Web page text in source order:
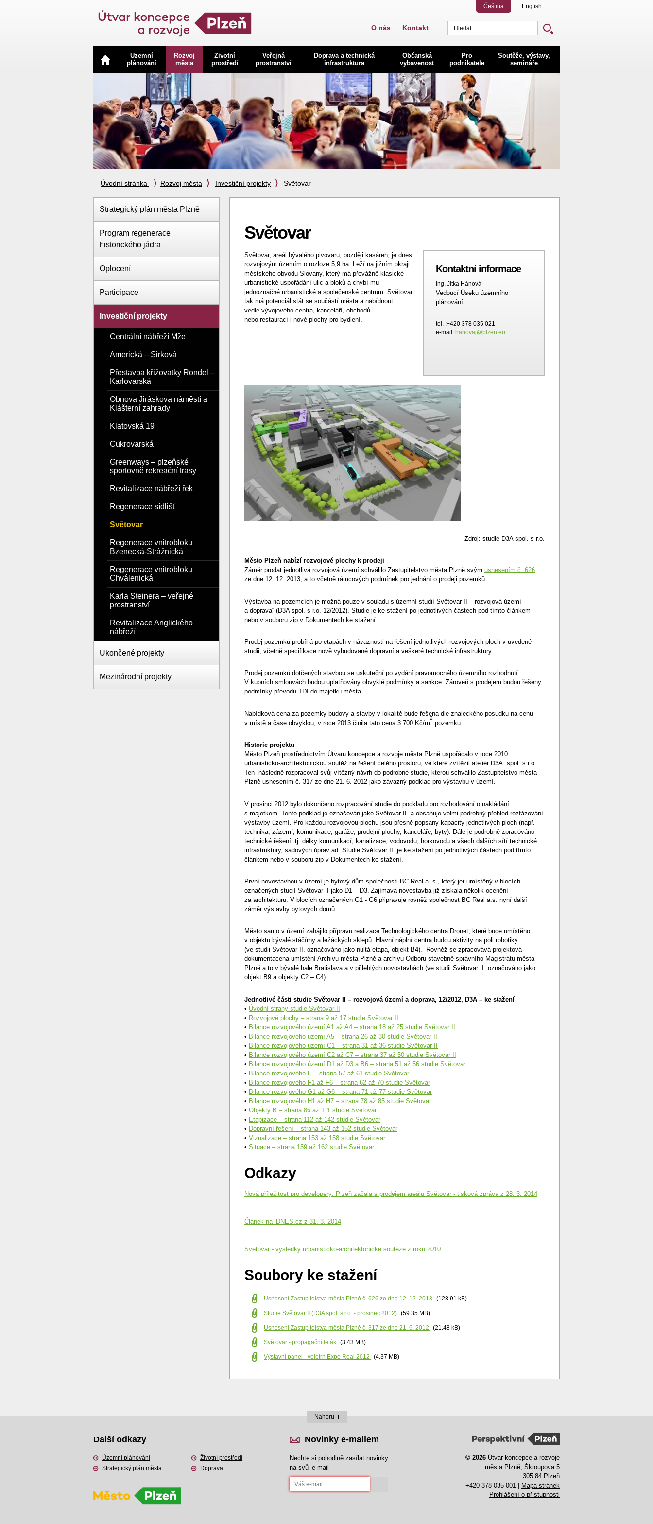
Čeština English
NavigaceÚzemní
plánování
Rozvoj
města
Životní
prostředí
Veřejná
prostranství
Doprava a technická
infrastruktura
Občanská
vybavenost
Pro
podnikatele
Soutěže, výstavy,
semináře
O nás Kontakt
Úvodní stránka Rozvoj města Investiční projekty Světovar
Světovar
Kontaktní informace
Ing. Jitka Hánová
Vedoucí Úseku územního
plánování
tel. :+420 378 035 021
e-mail: hanovaj@plzen.eu
Světovar, areál bývalého pivovaru, později kasáren, je dnes
rozvojovým územím o rozloze 5,9 ha. Leží na jižním okraji
městského obvodu Slovany, který má převážně klasické
urbanistické uspořádání ulic a bloků a chybí mu
jednoznačné urbanistické a společenské centrum. Světovar
tak má potenciál stát se součástí města a nabídnout
vedle vývojového centra, kanceláří, obchodů
nebo restaurací i nové plochy pro bydlení.
Zdroj: studie D3A spol. s r.o.
Město Plzeň nabízí rozvojové plochy k prodeji
Záměr prodat jednotlivá rozvojová území schválilo Zastupitelstvo města Plzně svým usnesením č. 626
ze dne 12. 12. 2013, a to včetně rámcových podmínek pro jednání o prodeji pozemků.
Výstavba na pozemcích je možná pouze v souladu s územní studií Světovar II – rozvojová území
a doprava“ (D3A spol. s r.o. 12/2012). Studie je ke stažení po jednotlivých částech pod tímto článkem
nebo v souboru zip v Dokumentech ke stažení.
Prodej pozemků probíhá po etapách v návaznosti na řešení jednotlivých rozvojových ploch v uvedené
studii, včetně specifikace nově vybudované dopravní a veškeré technické infrastruktury.
Prodej pozemků dotčených stavbou se uskuteční po vydání pravomocného územního rozhodnutí.
V kupních smlouvách budou uplatňovány obvyklé podmínky a sankce. Zároveň s prodejem budou řešeny
podmínky převodu TDI do majetku města.
Nabídková cena za pozemky budovy a stavby v lokalitě bude řešena dle znaleckého posudku na cenu
v místě a čase obvyklou, v roce 2013 činila tato cena 3 700 Kč/m
2
pozemku.
Historie projektu
Město Plzeň prostřednictvím Útvaru koncepce a rozvoje města Plzně uspořádalo v roce 2010
urbanisticko-architektonickou soutěž na řešení celého prostoru, ve které zvítězil ateliér D3A spol. s r.o.
Ten následně rozpracoval svůj vítězný návrh do podrobné studie, kterou schválilo Zastupitelstvo města
Plzně usnesením č. 317 ze dne 21. 6. 2012 jako závazný podklad pro výstavbu v území.
V prosinci 2012 bylo dokončeno rozpracování studie do podkladu pro rozhodování o nakládání
s majetkem. Tento podklad je označován jako Světovar II. a obsahuje velmi podrobný přehled rozfázování
výstavby území. Pro každou rozvojovou plochu jsou přesně popsány kapacity jednotlivých ploch (např.
technika, zázemí, komunikace, garáže, prodejní plochy, kanceláře, byty). Dále je podrobně zpracováno
technické řešení, tj. délky komunikací, kanalizace, vodovodu, horkovodu a všech dalších sítí technické
infrastruktury, sadových úprav ad. Studie Světovar II. je ke stažení po jednotlivých částech pod tímto
článkem nebo v souboru zip v Dokumentech ke stažení.
První novostavbou v území je bytový dům společnosti BC Real a. s., který jer umístěný v blocích
označených studií Světovar II jako D1 – D3. Zajímavá novostavba již získala několik ocenění
za architekturu. V blocích označených G1 - G6 připravuje rovněž společnost BC Real a.s. nyní další
záměr výstavby bytových domů
Město samo v území zahájilo přípravu realizace Technologického centra Dronet, které bude umístěno
v objektu bývalé stáčírny a ležáckých sklepů. Hlavní náplní centra budou aktivity na poli robotiky
(ve studii Světovar II. označováno jako nultá etapa, objekt B4). Rovněž se zpracovává projektová
dokumentacena umístění Archivu města Plzně a archivu Odboru stavebně správního Magistrátu města
Plzně a to v bývalé hale Bratislava a v přilehlých novostavbách (ve studii Světovar II. označováno jako
objekt B9 a objekty C2 – C4).
Jednotlivé části studie Světovar II – rozvojová území a doprava, 12/2012, D3A – ke stažení
• Úvodní strany studie Světovar II
• Rozvojové plochy – strana 9 až 17 studie Světovar II
• Bilance rozvojového území A1 až A4 – strana 18 až 25 studie Světovar II
• Bilance rozvojového území A5 – strana 26 až 30 studie Světovar II
• Bilance rozvojového území C1 – strana 31 až 36 studie Světovar II
• Bilance rozvojového území C2 až C7 – strana 37 až 50 studie Světovar II
• Bilance rozvojového území D1 až D3 a B6 – strana 51 až 56 studie Světovar
• Bilance rozvojového E – strana 57 až 61 studie Světovar
• Bilance rozvojového F1 až F6 – strana 62 až 70 studie Světovar
• Bilance rozvojového G1 až G6 – strana 71 až 77 studie Světovar
• Bilance rozvojového H1 až H7 – strana 78 až 85 studie Světovar
• Objekty B – strana 86 až 111 studie Světovar
• Etapizace – strana 112 až 142 studie Světovar
• Dopravní řešení – strana 143 až 152 studie Světovar
• Vizualizace – strana 153 až 158 studie Světovar
• Situace – strana 159 až 162 studie Světovar
Odkazy
Nová příležitost pro developery: Plzeň začala s prodejem areálu Světovar - tisková zpráva z 28. 3. 2014
Článek na iDNES.cz z 31. 3. 2014
Světovar - výsledky urbanisticko-architektonické soutěže z roku 2010
Soubory ke stažení
Usnesení Zastupitelstva města Plzně č. 626 ze dne 12. 12. 2013 (128.91 kB)
Studie Světovar II (D3A spol. s r.o. - prosinec 2012) (59.35 MB)
Usnesení Zastupitelstva města Plzně č. 317 ze dne 21. 6. 2012 (21.48 kB)
Světovar - propagační leták (3.43 MB)
Výstavní panel - veletrh Expo Real 2012 (4.37 MB)
Strategický plán města Plzně
Program regenerace
historického jádra
Oplocení
Participace
Investiční projekty
Centrální nábřeží Mže
Americká – Sirková
Přestavba křižovatky Rondel –
Karlovarská
Obnova Jiráskova náměstí a
Klášterní zahrady
Klatovská 19
Cukrovarská
Greenways – plzeňské
sportovně rekreační trasy
Revitalizace nábřeží řek
Regenerace sídlišť
Světovar
Regenerace vnitrobloku
Bzenecká-Strážnická
Regenerace vnitrobloku
Chválenická
Karla Steinera – veřejné
prostranství
Revitalizace Anglického
nábřeží
Ukončené projekty
Mezinárodní projekty
Nahoru
Další odkazy
Územní plánování
Strategický plán města
Životní prostředí
Doprava
Novinky e-mailem
Nechte si pohodlně zasílat novinky
na svůj e-mail
© 2026Útvar koncepce a rozvoje
města Plzně, Škroupova 5
305 84 Plzeň
+420 378 035 001 |
Mapa stránek
Prohlášení o přístupnosti